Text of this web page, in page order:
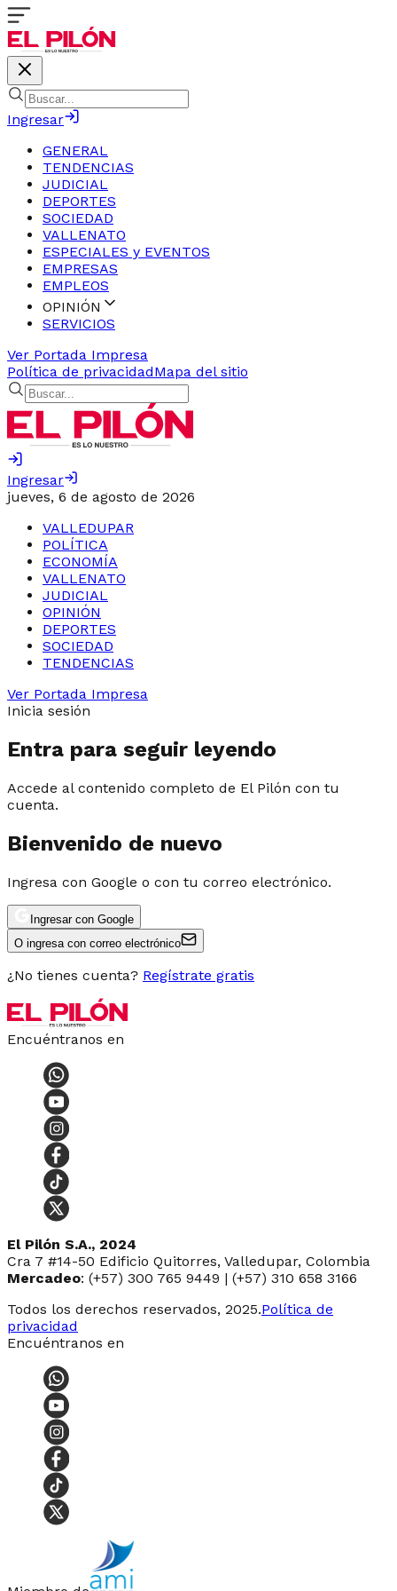
Ingresar
GENERAL
TENDENCIAS
JUDICIAL
DEPORTES
SOCIEDAD
VALLENATO
ESPECIALES y EVENTOS
EMPRESAS
EMPLEOS
OPINIÓN
SERVICIOS
Ver Portada Impresa
Política de privacidadMapa del sitio
Ingresar
jueves, 6 de agosto de 2026
VALLEDUPAR
POLÍTICA
ECONOMÍA
VALLENATO
JUDICIAL
OPINIÓN
DEPORTES
SOCIEDAD
TENDENCIAS
Ver Portada Impresa
Inicia sesión
Entra para seguir leyendo
Accede al contenido completo de El Pilón con tu
cuenta.
Bienvenido de nuevo
Ingresa con Google o con tu correo electrónico.
Ingresar con Google
O ingresa con correo electrónico
¿No tienes cuenta? Regístrate gratis
Encuéntranos en
El Pilón S.A., 2024
Cra 7 #14-50 Edificio Quitorres, Valledupar, Colombia
Mercadeo: (+57) 300 765 9449 | (+57) 310 658 3166
Todos los derechos reservados, 2025.Política de
privacidad
Encuéntranos en